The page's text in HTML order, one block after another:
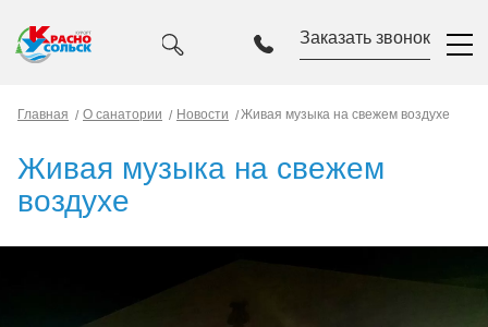
Заказать звонок
Главная О санатории Новости Живая музыка на свежем воздухе
Живая музыка на свежем
воздухе